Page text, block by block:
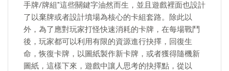
手牌/牌組"這些關鍵字油然而生，並且遊戲裡面也設計
了以棄牌或者設計墳場為核心的卡組套路。除此以
外，為了應對玩家打怪快速消耗的卡牌，在每場戰鬥
後，玩家都可以利用有限的資源進行抉擇，回復生
命，恢復卡牌，以圖紙製作新卡牌，或者獲得隨機新
圖紙，這樣下來，遊戲中讓人思考的抉擇點，從以